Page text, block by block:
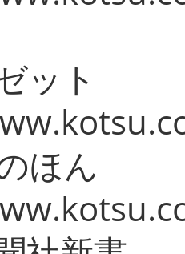
ット
ほん